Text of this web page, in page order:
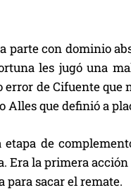
parte con dominio
les jugó una
error de Cifuente que
Alles que definió a
etapa de
Era la primera
para sacar el remate.